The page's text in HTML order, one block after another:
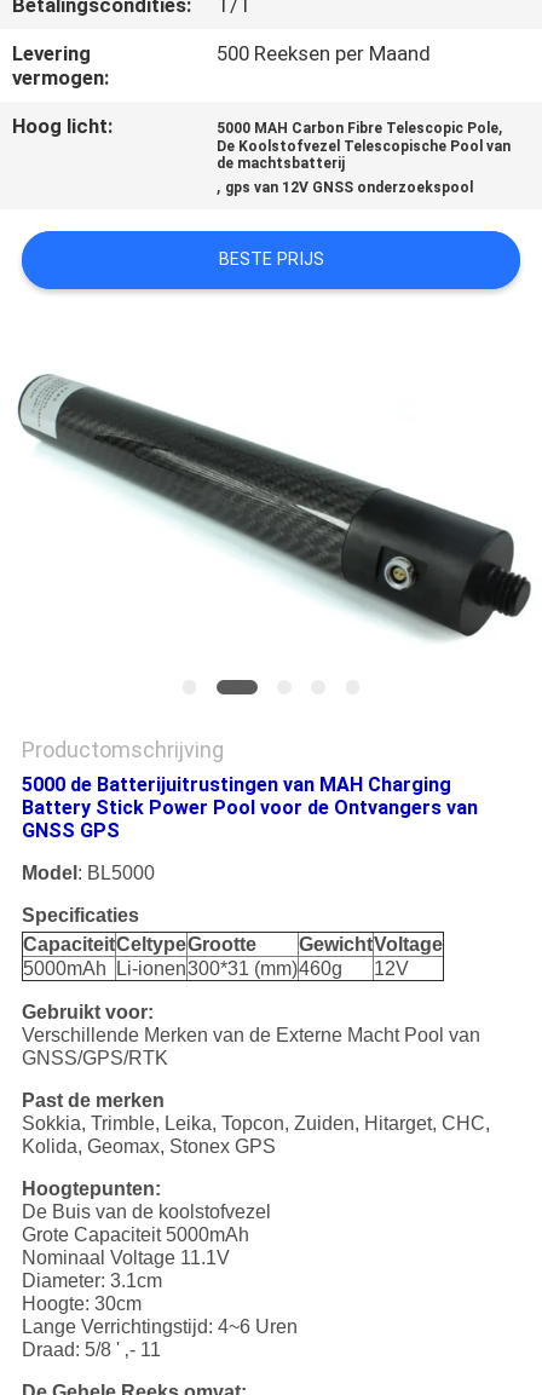
CITAAT
SITEMAP
POLICY
Betalingscondities:
T/T
Levering
vermogen:
500 Reeksen per Maand
Hoog licht: 5000 MAH Carbon Fibre Telescopic Pole,
De Koolstofvezel Telescopische Pool van
de machtsbatterij
, gps van 12V GNSS onderzoekspool
BESTE PRIJS
Productomschrijving
5000 de Batterijuitrustingen van MAH Charging
Battery Stick Power Pool voor de Ontvangers van
GNSS GPS
Model : BL5000
Specificaties
CapaciteitCeltypeGrootte GewichtVoltage
5000mAh
Li-ionen300*31 (mm)460g 12V
Gebruikt voor:
Verschillende Merken van de Externe Macht Pool van
GNSS/GPS/RTK
Past de merken
Sokkia, Trimble, Leika, Topcon, Zuiden, Hitarget, CHC,
Kolida, Geomax, Stonex GPS
Hoogtepunten:
De Buis van de koolstofvezel
Grote Capaciteit 5000mAh
Nominaal Voltage 11.1V
Diameter: 3.1cm
Hoogte: 30cm
Lange Verrichtingstijd: 4~6 Uren
Draad: 5/8 ' ‚- 11